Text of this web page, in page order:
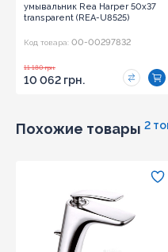
умывальник Rea Harper 50x37
transparent (REA-U8525)
Код товара: 00-00297832
11 180 грн.
10 062 грн.
Похожие товары 2